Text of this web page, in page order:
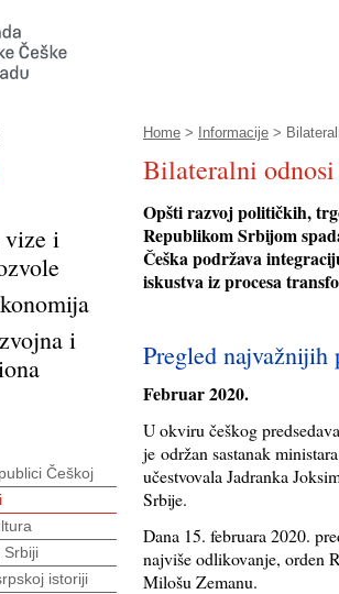
Home > Informacije >
Bilateralni odnosi
Opšti razvoj političkih,
Republikom Srbijom
Češka podržava
iskustva iz procesa
Pregled najvažnijih
Februar 2020.
U okviru češkog
je održan sastanak
učestvovala Jadranka
Srbije.
Dana 15. februara 2020.
najviše odlikovanje, orden
Milošu Zemanu.
vize i
i
Češkoj
Srbiji
istoriji